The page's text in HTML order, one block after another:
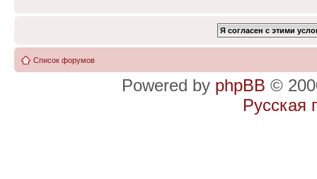
Список форумов
Powered by phpBB ©
Русская